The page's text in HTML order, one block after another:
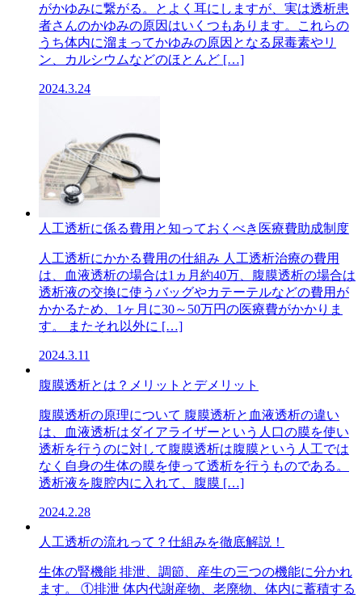
がかゆみに繋がる。とよく耳にしますが、実は透析患
者さんのかゆみの原因はいくつもあります。これらの
うち体内に溜まってかゆみの原因となる尿毒素やリ
ン、カルシウムなどのほとんど […]
2024.3.24
人工透析に係る費用と知っておくべき医療費助成制度
人工透析にかかる費用の仕組み 人工透析治療の費用
は、血液透析の場合は1ヵ月約40万、腹膜透析の場合は
透析液の交換に使うバッグやカテーテルなどの費用が
かかるため、1ヶ月に30～50万円の医療費がかかりま
す。 またそれ以外に […]
2024.3.11
腹膜透析とは？メリットとデメリット
腹膜透析の原理について 腹膜透析と血液透析の違い
は、血液透析はダイアライザーという人口の膜を使い
透析を行うのに対して腹膜透析は腹膜という人工では
なく自身の生体の膜を使って透析を行うものである。
透析液を腹腔内に入れて、腹膜 […]
2024.2.28
人工透析の流れって？仕組みを徹底解説！
生体の腎機能 排泄、調節、産生の三つの機能に分かれ
ます。 ①排泄 体内代謝産物、老廃物、体内に蓄積する